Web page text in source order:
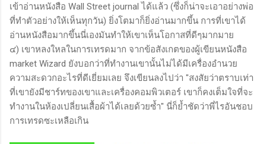
เข้าอ่านหนังสือ Wall Street journal ได้แล้ว (ซึ่งก็น่าจะเอาอย่างพ่อ
ที่ทำตัวอย่างให้เห็นทุกวัน) ยิ่งโตมาก็ยิ่งอ่านมากขึ้น การที่เขาได้
อ่านหนังสือมากขึ้นนี่เองมันทำให้เขาเห็นโอกาสที่ดีๆมากมาย
๔) เขาหลงใหลในการเทรดมาก จากข้อสังเกตของผู้เขียนหนังสือ
market Wizard ยังบอกว่าที่ทำงานเขานั้นไม่ได้มีเครื่องอำนวย
ความสะดวกอะไรที่ดีเยี่ยมเลย จึงเขียนลงไปว่า "สงสัยว่าตราบเท่า
ที่เขายังมีชาร์ทของเขาและเครื่องคอมพิวเตอร์ เขาก็คงเต็มใจที่จะ
ทำงานในห้องเปลี่ยนเสื้อผ้าได้เลยด้วยซ้ำ" นี่ก็ย้ำชัดว่าพี่ไรอันชอบ
การเทรดซะเหลือเกิน